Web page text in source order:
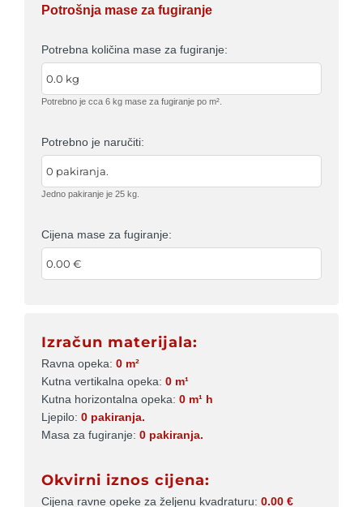
Potrošnja mase za fugiranje
Potrebna količina mase za fugiranje:
Potrebno je cca 6 kg mase za fugiranje po m².
Potrebno je naručiti:
Jedno pakiranje je 25 kg.
Cijena mase za fugiranje:
Izračun materijala:
Ravna opeka
0 m²
Kutna vertikalna opeka 0 m¹
Kutna horizontalna opeka 0 m¹ h
Ljepilo 0 pakiranja.
Masa za fugiranje 0 pakiranja.
Okvirni iznos cijena:
Cijena ravne opeke za željenu kvadraturu 0.00 €